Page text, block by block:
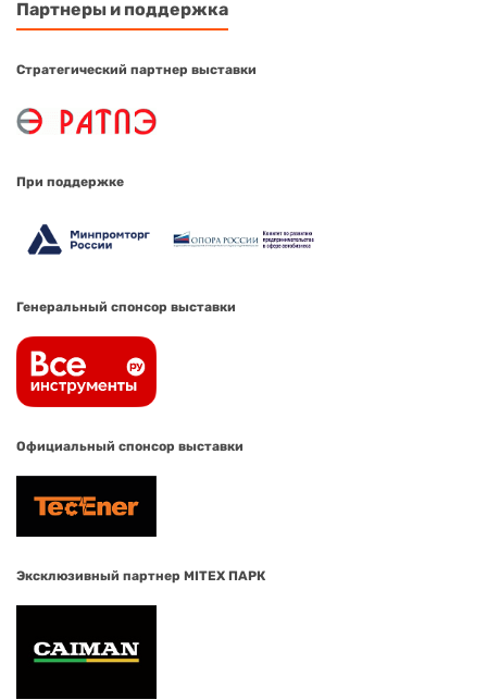
Партнеры и поддержка
Стратегический партнер выставки
При поддержке
Генеральный спонсор выставки
Официальный спонсор выставки
Эксклюзивный партнер MITEX ПАРК